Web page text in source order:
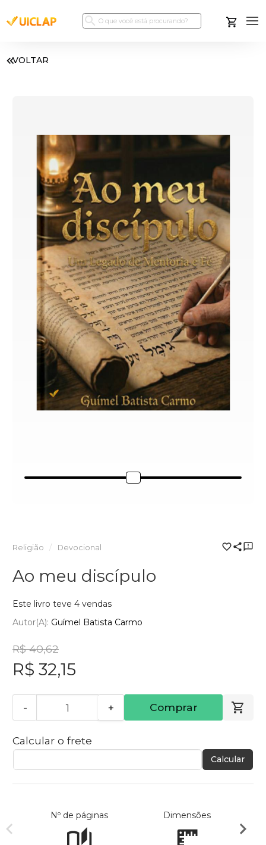
VOLTAR
Religião Devocional
Ao meu discípulo
Este livro teve 4 vendas
Autor(a): Guímel Batista Carmo
R$ 40,62
R$ 32,15
- + Comprar
Calcular o frete
Calcular
Nº de páginas Dimensões